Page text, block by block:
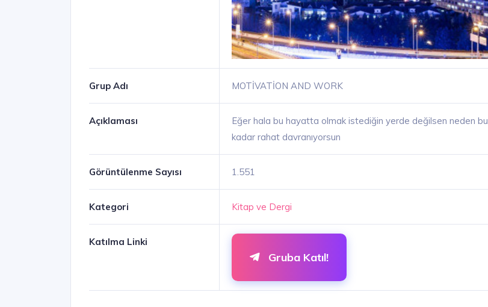
Grup Adı MOTİVATİON AND WORK
Açıklaması
Eğer hala bu hayatta olmak istediğin yerde değilsen neden bu
kadar rahat davranıyorsun
Görüntülenme Sayısı 1.551
Kategori Kitap ve Dergi
Katılma Linki
Gruba Katıl!